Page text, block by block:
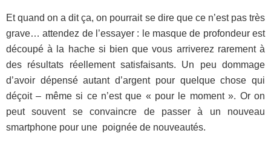
Et quand on a dit ça, on pourrait se dire que ce n’est pas très
grave… attendez de l’essayer : le masque de profondeur est
découpé à la hache si bien que vous arriverez rarement à
des résultats réellement satisfaisants. Un peu dommage
d’avoir dépensé autant d’argent pour quelque chose qui
déçoit – même si ce n’est que « pour le moment ». Or on
peut souvent se convaincre de passer à un nouveau
smartphone pour une poignée de nouveautés.